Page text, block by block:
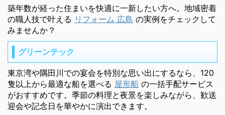
築年数が経った住まいを快適に一新したい方へ。地域密着
の職人技で叶える リフォーム 広島 の実例をチェックして
みませんか？
グリーンテック
東京湾や隅田川での宴会を特別な思い出にするなら、120
隻以上から最適な船を選べる 屋形船 の一括手配サービス
がおすすめです。季節の料理と夜景を楽しみながら、歓送
迎会や記念日を華やかに演出できます。